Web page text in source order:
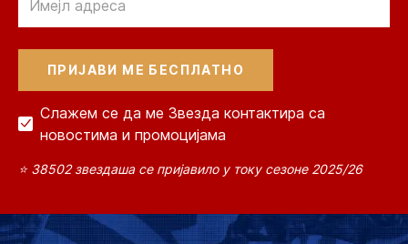
Слажем се да ме Звезда контактира са
новостима и промоцијама
⭐ 38502 звездаша се пријавило у току сезоне 2025/26